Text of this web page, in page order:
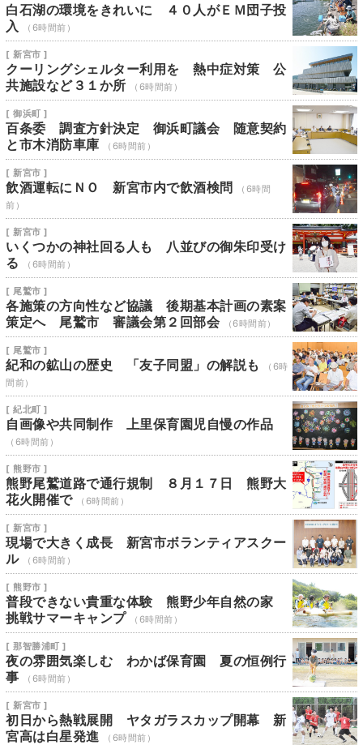
白石湖の環境をきれいに ４０人がＥＭ団子投
入
（6時間前）
[ 新宮市 ]
クーリングシェルター利用を 熱中症対策 公
共施設など３１か所
（6時間前）
[ 御浜町 ]
百条委 調査方針決定 御浜町議会 随意契約
と市木消防車庫
（6時間前）
[ 新宮市 ]
飲酒運転にＮＯ 新宮市内で飲酒検問
（6時間
前）
[ 新宮市 ]
いくつかの神社回る人も 八並びの御朱印受け
る
（6時間前）
[ 尾鷲市 ]
各施策の方向性など協議 後期基本計画の素案
策定へ 尾鷲市 審議会第２回部会
（6時間前）
[ 尾鷲市 ]
紀和の鉱山の歴史 「友子同盟」の解説も
（6時
間前）
[ 紀北町 ]
自画像や共同制作 上里保育園児自慢の作品
（6時間前）
[ 熊野市 ]
熊野尾鷲道路で通行規制 ８月１７日 熊野大
花火開催で
（6時間前）
[ 新宮市 ]
現場で大きく成長 新宮市ボランティアスクー
ル
（6時間前）
[ 熊野市 ]
普段できない貴重な体験 熊野少年自然の家
挑戦サマーキャンプ
（6時間前）
[ 那智勝浦町 ]
夜の雰囲気楽しむ わかば保育園 夏の恒例行
事
（6時間前）
[ 新宮市 ]
初日から熱戦展開 ヤタガラスカップ開幕 新
宮高は白星発進
（6時間前）